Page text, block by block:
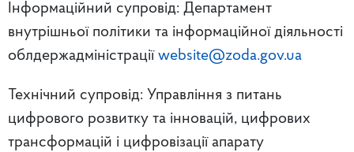
Інформаційний супровід: Департамент
внутрішньої політики та інформаційної діяльності
облдержадміністрації website@zoda.gov.ua
Технічний супровід: Управління з питань
цифрового розвитку та інновацій, цифрових
трансформацій і цифровізації апарату